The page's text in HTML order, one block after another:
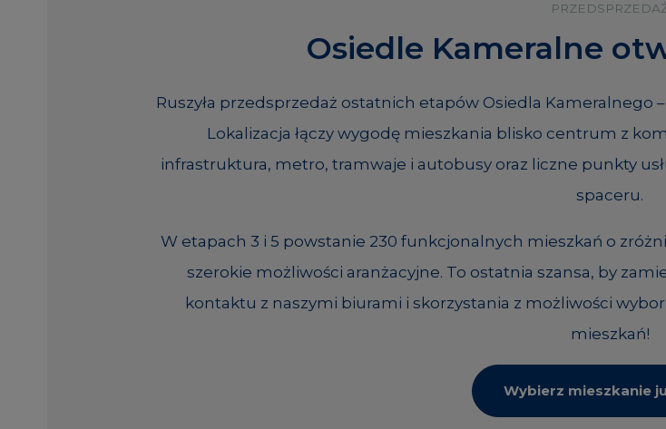
Osiedle Kameralne
Ruszyła przedsprzedaż ostatnich etapów Osiedla Kameralnego
Lokalizacja łączy wygodę mieszkania blisko centrum z
infrastruktura, metro, tramwaje i autobusy oraz liczne punkty
spaceru.
W etapach 3 i 5 powstanie 230 funkcjonalnych mieszkań o
szerokie możliwości aranżacyjne. To ostatnia szansa, by
kontaktu z naszymi biurami i skorzystania z możliwości
mieszkań!
Wybierz mieszkanie